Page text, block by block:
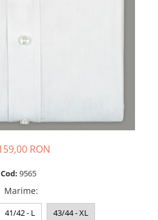
RON
Cod: 9565
Marime:
41/42 - L 43/44 - XL